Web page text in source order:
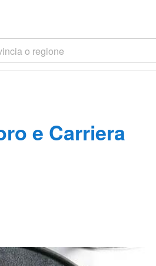
e Carriera